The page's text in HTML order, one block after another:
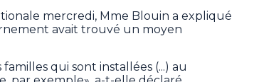
mercredi, Mme Blouin a expliqué
avait trouvé un moyen
qui sont installées (...) au